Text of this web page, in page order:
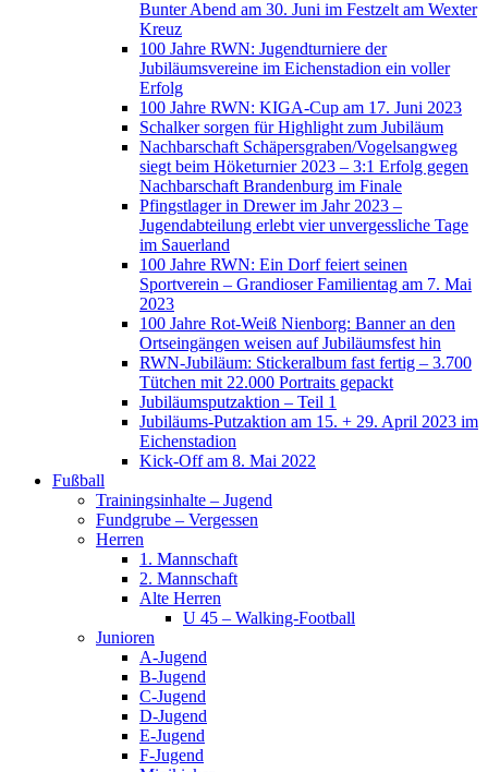
Bunter Abend am 30. Juni im Festzelt am Wexter
Kreuz
100 Jahre RWN: Jugendturniere der
Jubiläumsvereine im Eichenstadion ein voller
Erfolg
100 Jahre RWN: KIGA-Cup am 17. Juni 2023
Schalker sorgen für Highlight zum Jubiläum
Nachbarschaft Schäpersgraben/Vogelsangweg
siegt beim Höketurnier 2023 – 3:1 Erfolg gegen
Nachbarschaft Brandenburg im Finale
Pfingstlager in Drewer im Jahr 2023 –
Jugendabteilung erlebt vier unvergessliche Tage
im Sauerland
100 Jahre RWN: Ein Dorf feiert seinen
Sportverein – Grandioser Familientag am 7. Mai
2023
100 Jahre Rot-Weiß Nienborg: Banner an den
Ortseingängen weisen auf Jubiläumsfest hin
RWN-Jubiläum: Stickeralbum fast fertig – 3.700
Tütchen mit 22.000 Portraits gepackt
Jubiläumsputzaktion – Teil 1
Jubiläums-Putzaktion am 15. + 29. April 2023 im
Eichenstadion
Kick-Off am 8. Mai 2022
Fußball
Trainingsinhalte – Jugend
Fundgrube – Vergessen
Herren
1. Mannschaft
2. Mannschaft
Alte Herren
U 45 – Walking-Football
Junioren
A-Jugend
B-Jugend
C-Jugend
D-Jugend
E-Jugend
F-Jugend